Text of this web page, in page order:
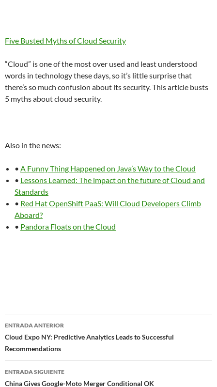
Five Busted Myths of Cloud Security
“Cloud” is one of the most over used and least understood
words in technology these days, so it’s little surprise that
there’s so much confusion about its security. This article busts
5 myths about cloud security.
Also in the news:
• A Funny Thing Happened on Java’s Way to the Cloud
• Lessons Learned: The impact on the future of Cloud and
Standards
• Red Hat OpenShift PaaS: Will Cloud Developers Climb
Aboard?
• Pandora Floats on the Cloud
Navegador
de
entradas
ENTRADA ANTERIOR
Cloud Expo NY: Predictive Analytics Leads to Successful
Recommendations
ENTRADA SIGUIENTE
China Gives Google-Moto Merger Conditional OK